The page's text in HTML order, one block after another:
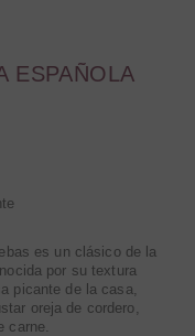
ESPAÑOLA
es un clásico de la
por su textura
picante de la casa,
oreja de cordero,
carne.